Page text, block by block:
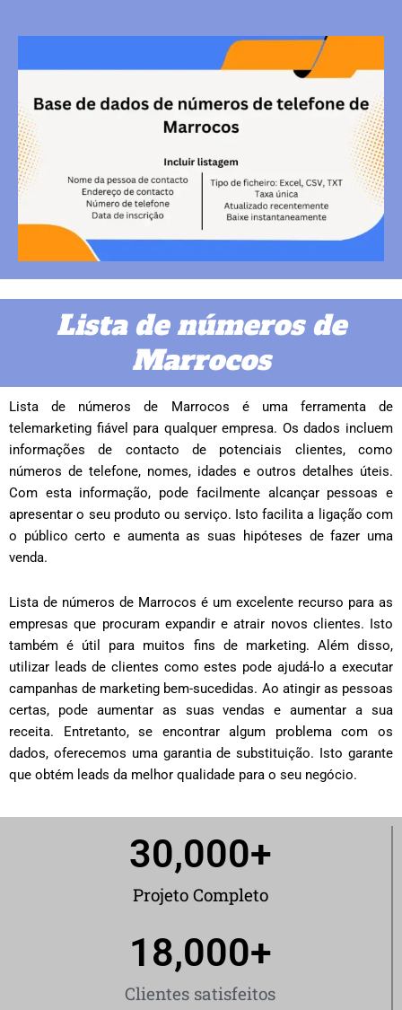
Lista de números de
Marrocos
Lista de números de Marrocos é uma ferramenta de
telemarketing fiável para qualquer empresa. Os dados incluem
informações de contacto de potenciais clientes, como
números de telefone, nomes, idades e outros detalhes úteis.
Com esta informação, pode facilmente alcançar pessoas e
apresentar o seu produto ou serviço. Isto facilita a ligação com
o público certo e aumenta as suas hipóteses de fazer uma
venda.
Lista de números de Marrocos é um excelente recurso para as
empresas que procuram expandir e atrair novos clientes. Isto
também é útil para muitos fins de marketing. Além disso,
utilizar leads de clientes como estes pode ajudá-lo a executar
campanhas de marketing bem-sucedidas. Ao atingir as pessoas
certas, pode aumentar as suas vendas e aumentar a sua
receita. Entretanto, se encontrar algum problema com os
dados, oferecemos uma garantia de substituição. Isto garante
que obtém leads da melhor qualidade para o seu negócio.
Projeto Completo
30,000+
Clientes satisfeitos
18,000+